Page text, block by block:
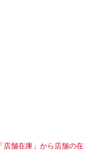
店舗在庫」から店舗の在